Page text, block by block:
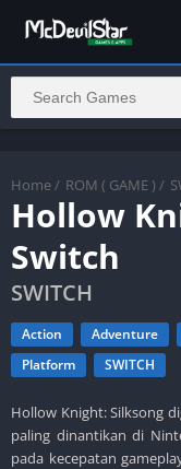
Home / ROM ( GAME ) /
Hollow
Switch
SWITCH
Action Adventure
Platform
SWITCH
Hollow Knight: Silksong
paling dinantikan di
pada kecepatan